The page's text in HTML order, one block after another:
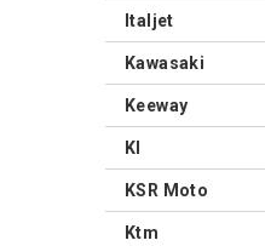
Italjet
Kawasaki
Keeway
Kl
KSR Moto
Ktm